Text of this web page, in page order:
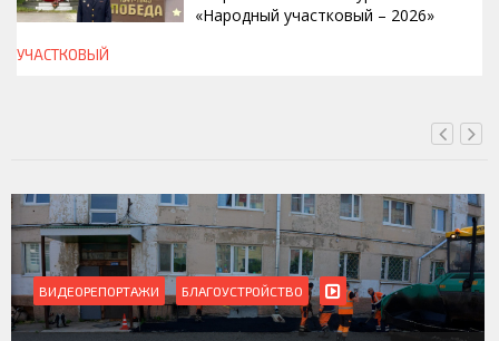
СЕГОДНЯ, 14:00
«Народный участковый – 2026»
УЧАСТКОВЫЙ
ВИДЕОРЕПОРТАЖИ